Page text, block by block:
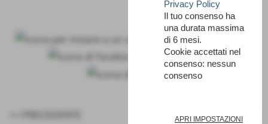
SUCCESSIVO >>
Privacy Policy
Il tuo consenso ha
una durata massima
di 6 mesi.
Cookie accettati nel
consenso: nessun
consenso
APRI IMPOSTAZIONI